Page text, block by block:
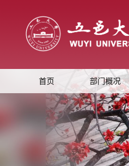
首页 部门概况